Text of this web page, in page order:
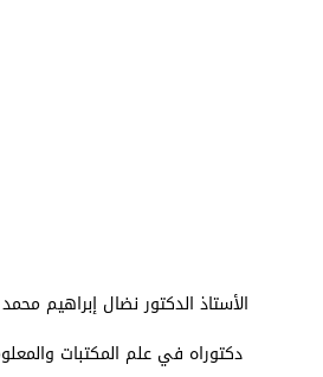
الأستاذ الدكتور نضال إبراهيم
دكتوراه في علم المكتبات